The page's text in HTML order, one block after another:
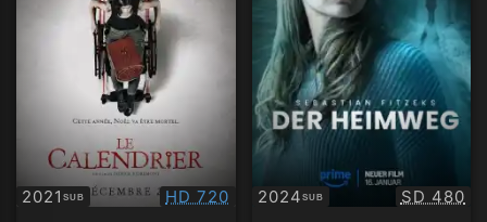
2021SUB
Субтитри Качество:
HD 720 2024SUB
Субтитри SD 480